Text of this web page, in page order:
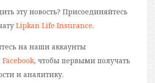
эту новость? Присоединяйтесь
Lipkan Life Insurance.
на наши аккаунты
Facebook, чтобы первыми получать
и аналитику.